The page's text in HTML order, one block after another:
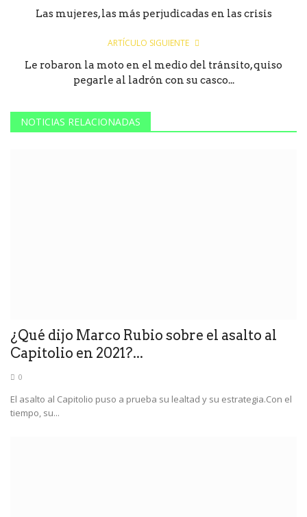
Las mujeres, las más perjudicadas en las crisis
ARTÍCULO SIGUIENTE
Le robaron la moto en el medio del tránsito, quiso
pegarle al ladrón con su casco...
NOTICIAS RELACIONADAS
¿Qué dijo Marco Rubio sobre el asalto al
Capitolio en 2021?...
0
El asalto al Capitolio puso a prueba su lealtad y su estrategia.Con el
tiempo, su...